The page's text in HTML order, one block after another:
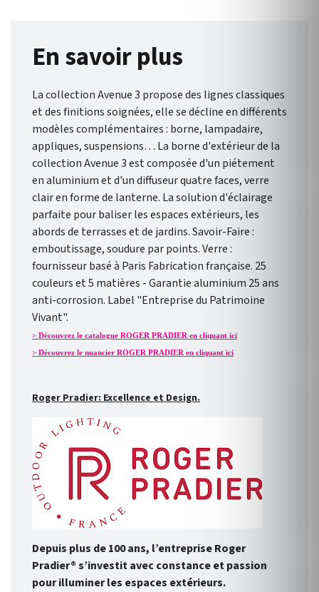
En savoir plus
La collection Avenue 3 propose des lignes classiques
et des finitions soignées, elle se décline en différents
modèles complémentaires : borne, lampadaire,
appliques, suspensions… La borne d'extérieur de la
collection Avenue 3 est composée d'un piétement
en aluminium et d'un diffuseur quatre faces, verre
clair en forme de lanterne. La solution d'éclairage
parfaite pour baliser les espaces extérieurs, les
abords de terrasses et de jardins. Savoir-Faire :
emboutissage, soudure par points. Verre :
fournisseur basé à Paris Fabrication française. 25
couleurs et 5 matières - Garantie aluminium 25 ans
anti-corrosion. Label "Entreprise du Patrimoine
Vivant".
> Découvrez le catalogue ROGER PRADIER en cliquant ici
> Découvrez le nuancier ROGER PRADIER en cliquant ici
Roger Pradier: Excellence et Design.
Depuis plus de 100 ans, l’entreprise Roger
Pradier® s’investit avec constance et passion
pour illuminer les espaces extérieurs.